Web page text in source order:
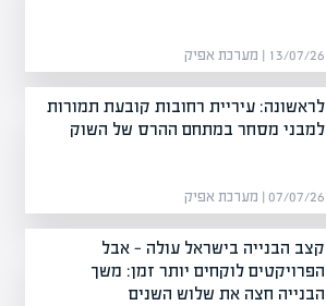
13/07/26 | מערכת אפיק
לראשונה: עיריית רחובות קובעת תמורות
למבני מסחר במתחם ההרס של השוק
07/07/26 | מערכת אפיק
קצב הבנייה בישראל עולה — אבל
הפרויקטים לוקחים יותר זמן: משך
הבנייה חצה את שלוש השנים